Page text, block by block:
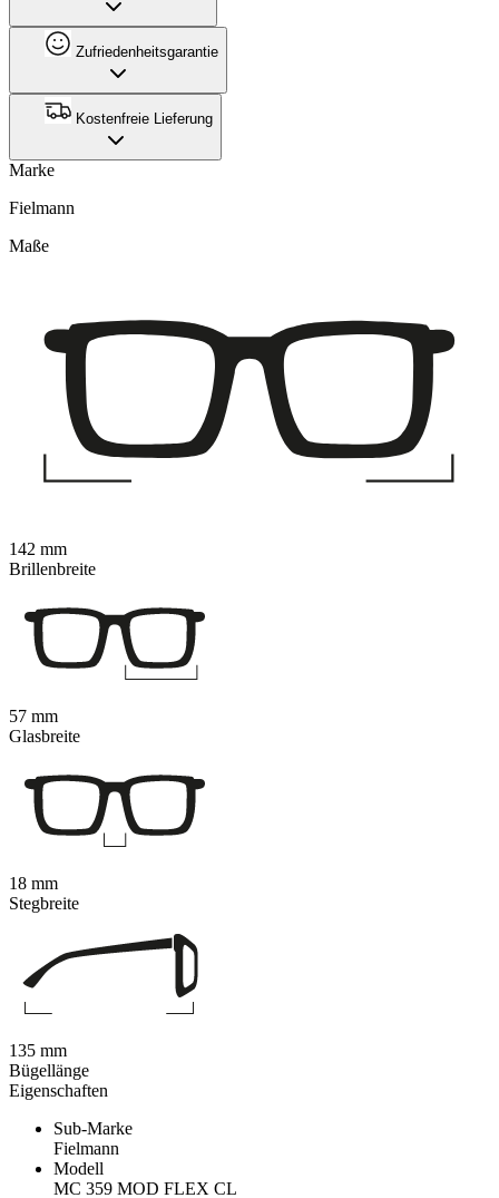
Zufriedenheitsgarantie
Kostenfreie Lieferung
Marke
Fielmann
Eigenschaften
Sub-Marke
Fielmann
Modell
MC 359 MOD FLEX CL
Maße
142 mm
Brillenbreite
57 mm
Glasbreite
18 mm
Stegbreite
135 mm
Bügellänge